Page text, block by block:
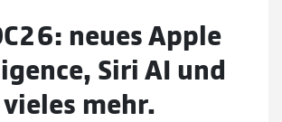
neues Apple
Siri AI und
vieles mehr.